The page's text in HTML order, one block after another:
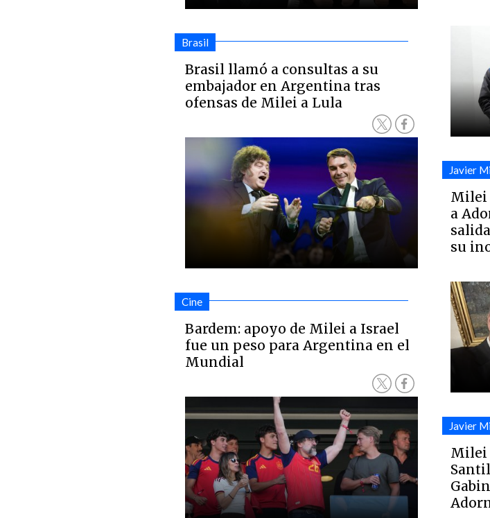
Brasil
Brasil llamó a consultas a su
embajador en Argentina tras
ofensas de Milei a Lula
Cine
Bardem: apoyo de Milei a Israel
fue un peso para Argentina en el
Mundial
Javier
Milei
a
su
Javier
Milei